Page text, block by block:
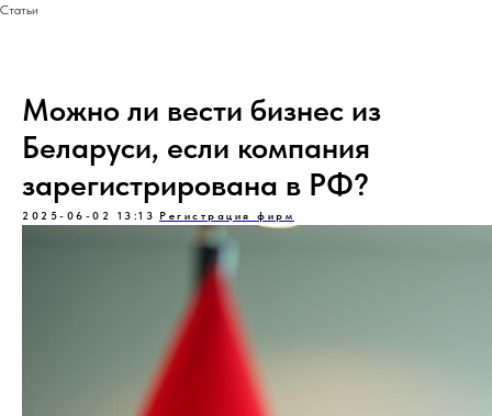
Статьи
Можно ли вести бизнес из
Беларуси, если компания
зарегистрирована в РФ?
2025-06-02 13:13 Регистрация фирм